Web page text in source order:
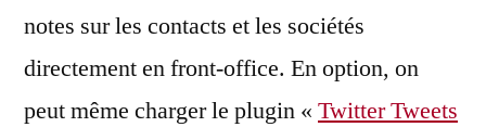
notes sur les contacts et les sociétés
directement en front-office. En option, on
peut même charger le plugin « Twitter Tweets